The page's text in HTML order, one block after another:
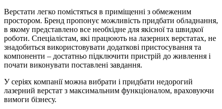
Верстати легко помістяться в приміщенні з обмеженим
простором. Бренд пропонує можливість придбати обладнання,
в якому представлено все необхідне для якісної та швидкої
роботи. Спеціалістам, які працюють на лазерних верстатах, не
знадобиться використовувати додаткові пристосування та
компоненти – достатньо підключити пристрій до живлення і
почати виконувати поставлені завдання.
У серіях компанії можна вибрати і придбати недорогий
лазерний верстат з максимальним функціоналом, враховуючи
вимоги бізнесу.